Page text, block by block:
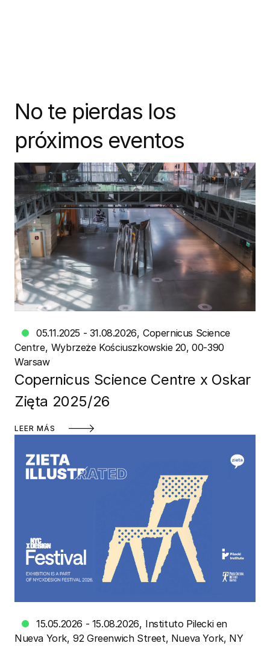
No te pierdas los
próximos eventos
05.11.2025 - 31.08.2026 Copernicus Science
Centre Wybrzeże Kościuszkowskie 20, 00-390
Warsaw
Copernicus Science Centre x Oskar
Zięta 2025/26
LEER MÁS
15.05.2026 - 15.08.2026 Instituto Pilecki en
Nueva York 92 Greenwich Street, Nueva York, NY